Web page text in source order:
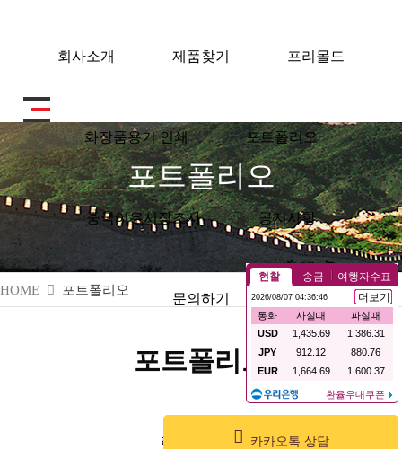
회사소개 제품찾기 프리몰드
화장품용기 인쇄 포트폴리오
중국이우시장조사 공지사항
문의하기
포트폴리오
HOME 포트폴리오
카카오톡 상담
포트폴리오
#화장품용기